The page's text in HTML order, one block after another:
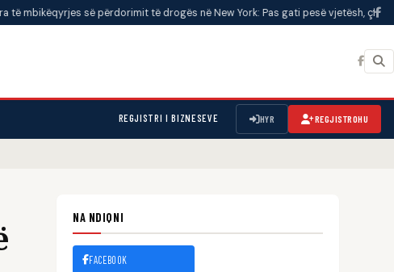
së përdorimit të drogës në New York: Pas gati pesë vjetësh, çfarë rezultatesh
REGJISTRI I BIZNESEVE HYR REGJISTROHU
NA NDIQNI
FACEBOOK